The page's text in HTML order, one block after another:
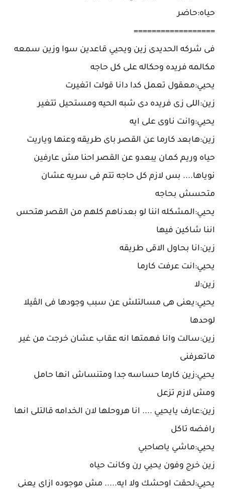
حياه:حاضر
==================
فى شركه الحديدى زين ويحيي قاعدين سوا وزين سمعه
مكالمه فريده وحكاله على كل حاجه
يحيي:معقول تعمل كدا دانا قولت اتغيرت
زين:اللى زى فريده دى شبه الحيه ومستحيل تتغير
يحيي:وانت ناوى على ايه
زين:هابعد كارما عن القصر باى طريقه وعنها وياريت
حياه وريم كمان يبعدو عن القصر احنا مش عارفين
نوياها.... بس لازم كل حاجه تتم فى سريه عشان
متحسش بحاجه
يحيي:المشكله اننا لو بعدناهم كلهم من القصر هتحس
اننا شاكين فيها
زين:انا بحاول الاقى طريقه
يحيي:انت عرفت كارما
زين:لا
يحيي:يعنى هى مسالتلش عن سبب وجودها فى الڤيلا
لوحدها
زين:سالت وانا فهمتها انه عقاب عشان خرجت من غير
ماتعرفنى
يحيي:زين كارما حساسه جدا ومتنساش انها حامل
ومش لازم تزعل
زين:عارف يايحيي .... انا هروحلها لان الخدامه قالتلى انها
رافضه تاكل
يحيي:ماشي ياصاحبي
زين خرج وفون يحيي رن وكانت حياه
يحيي:لحقت اوحشك ولا ايه..... مش موجوده ازاى يعنى